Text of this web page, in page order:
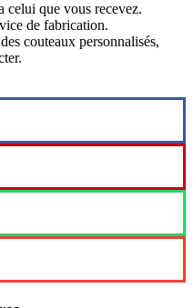
celui que vous recevez.
de fabrication.
couteaux personnalisés,